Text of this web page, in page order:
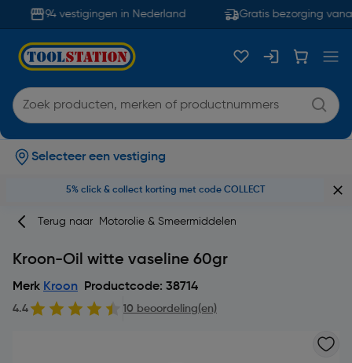
94 vestigingen in Nederland Gratis bezorging vanaf
Selecteer een vestiging
5% click & collect korting met code COLLECT
Terug naar Motorolie & Smeermiddelen
Kroon-Oil witte vaseline 60gr
Merk Kroon Productcode: 38714
4.4 10 beoordeling(en)